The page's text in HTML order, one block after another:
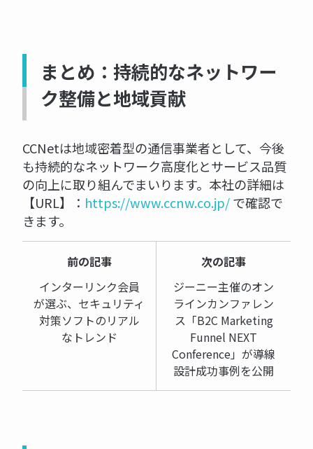
まとめ：持続的なネットワー
ク整備と地域貢献
CCNetは地域密着型の通信事業者として、今後
も持続的なネットワーク高度化とサービス品質
の向上に取り組んでまいります。本社の詳細は
【URL】： https://www.ccnw.co.jp/で確認で
きます。
前の記事
インターリンク会員
が選ぶ、セキュリティ
対策ソフトのリアル
なトレンド
次の記事
ジーニー主催のオン
ラインカンファレン
ス「B2C Marketing
Funnel NEXT
Conference」が導線
設計成功事例を公開